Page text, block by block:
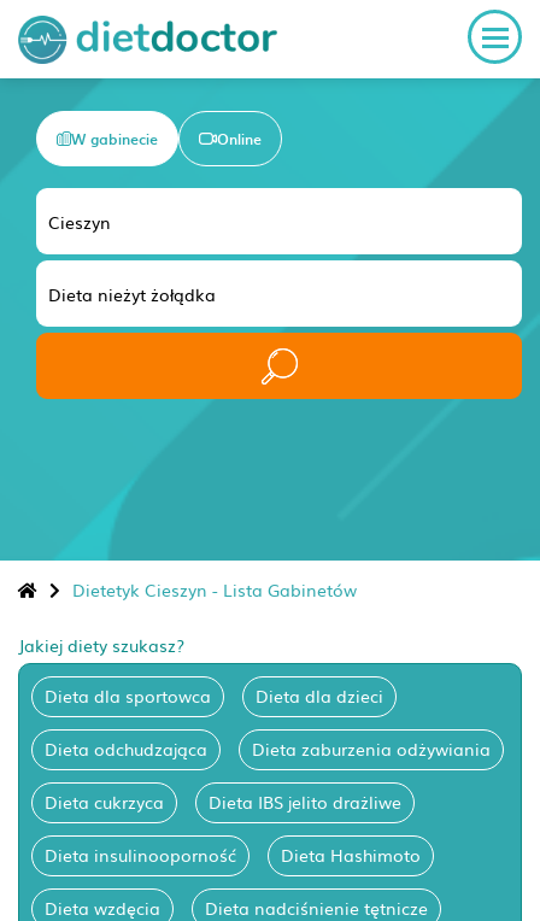
W gabinecie Online
Dietetyk Cieszyn - Lista Gabinetów
Jakiej diety szukasz?
Dieta dla sportowca Dieta dla dzieci
Dieta odchudzająca Dieta zaburzenia odżywiania
Dieta cukrzyca Dieta IBS jelito drażliwe
Dieta insulinooporność Dieta Hashimoto
Dieta wzdęcia Dieta nadciśnienie tętnicze